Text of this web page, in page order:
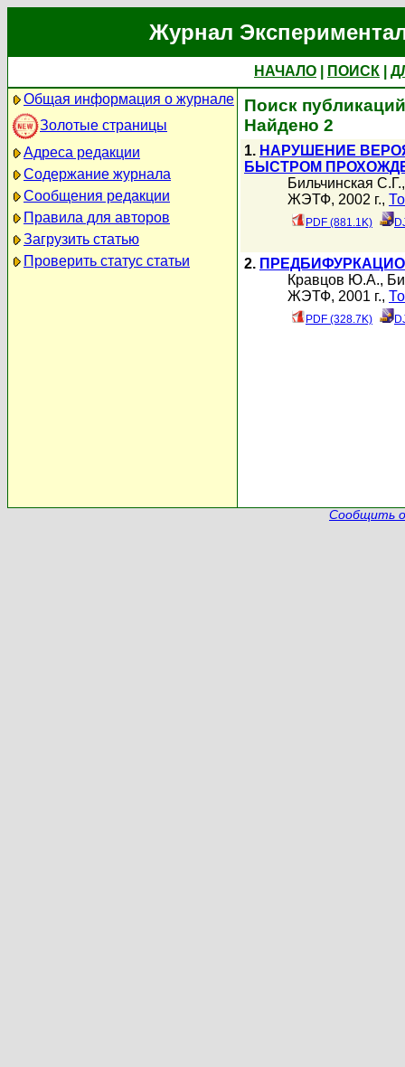
Журнал
НАЧАЛО ПОИСК
Общая информация о журнале
Золотые страницы
Адреса редакции
Содержание журнала
Сообщения редакции
Правила для авторов
Загрузить статью
Проверить статус статьи
Поиск
Найдено 2
1. НАРУШЕНИЕ
БЫСТРОМ
Бильчинская С.Г.
ЖЭТФ, 2002 г.,
PDF (881.1K)
2.
Кравцов Ю.А.,
ЖЭТФ, 2001 г.,
PDF (328.7K)
Сообщить о